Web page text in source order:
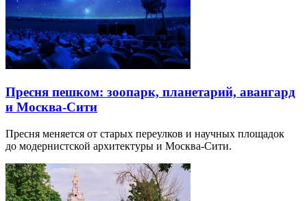
Пресня пешком: зоопарк, планетарий, авангард
и Москва-Сити
Пресня меняется от старых переулков и научных площадок
до модернистской архитектуры и Москва-Сити.